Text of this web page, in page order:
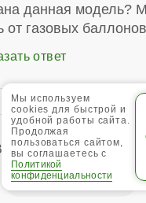
данная модель?
от газовых
можете задать вопрос:
Мы используем
cookies для быстрой и
удобной работы сайта.
Продолжая
пользоваться сайтом,
вы соглашаетесь с
Политикой
конфиденциальности